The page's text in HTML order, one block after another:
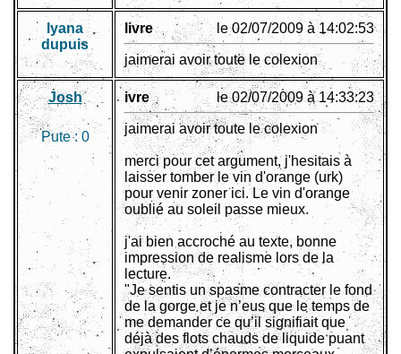
lyana
dupuis
livre le 02/07/2009 à 14:02:53
jaimerai avoir toute le colexion
Josh
Pute :0
ivre le 02/07/2009 à 14:33:23
jaimerai avoir toute le colexion
merci pour cet argument, j'hesitais à
laisser tomber le vin d'orange (urk)
pour venir zoner ici. Le vin d'orange
oublié au soleil passe mieux.
j'ai bien accroché au texte, bonne
impression de realisme lors de la
lecture.
"Je sentis un spasme contracter le fond
de la gorge et je n’eus que le temps de
me demander ce qu’il signifiait que
déjà des flots chauds de liquide puant